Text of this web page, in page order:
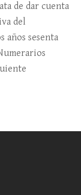
de dar cuenta
del
sesenta